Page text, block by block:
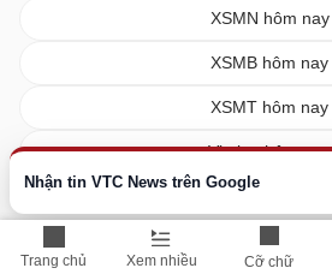
Trang chủ Xem nhiều Cỡ chữ
Nhận tin VTC News trên Google
XSMN hôm nay
XSMB hôm nay
XSMT hôm nay
Vietlott hôm nay